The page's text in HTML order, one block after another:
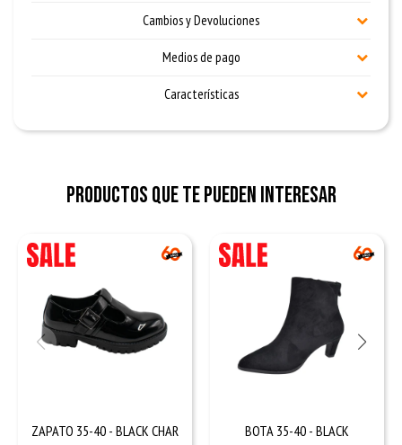
Cambios y Devoluciones
Medios de pago
Características
Productos que te pueden interesar
ZAPATO 35-40 - BLACK CHAR BOTA 35-40 - BLACK